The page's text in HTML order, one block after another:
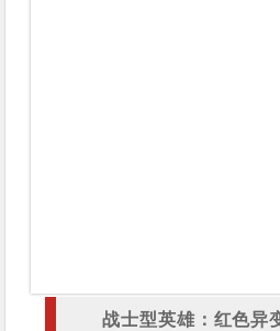
战士型英雄：红色异